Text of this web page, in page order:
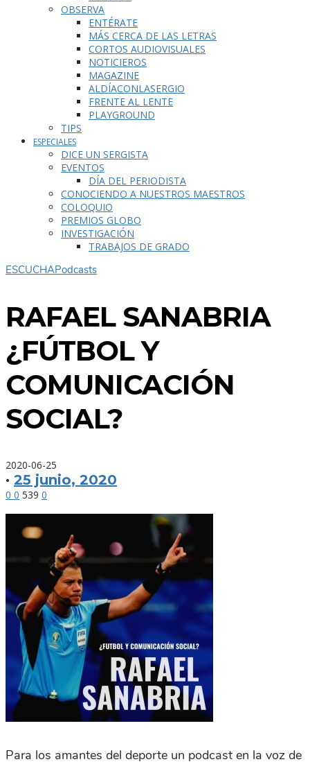
OBSERVA
ENTÉRATE
MÁS CERCA DE LAS LETRAS
CORTOS AUDIOVISUALES
NOTICIEROS
MAGAZINE
ALDÍACONLASERGIO
FRENTE AL LENTE
PLAYGROUND
TIPS
ESPECIALES
DICE UN SERGISTA
EVENTOS
DÍA DEL PERIODISTA
CONOCIENDO A NUESTROS MAESTROS
COLOQUIO
PREMIOS GLOBO
INVESTIGACIÓN
TRABAJOS DE GRADO
ESCUCHAPodcasts
RAFAEL SANABRIA
¿FÚTBOL Y
COMUNICACIÓN
SOCIAL?
2020-06-25
· 25 junio, 2020
0 0 539 0
Para los amantes del deporte un podcast en la voz de